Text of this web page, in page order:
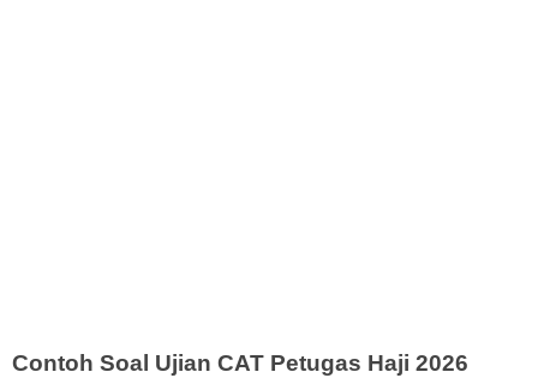
Contoh Soal Ujian CAT Petugas Haji 2026